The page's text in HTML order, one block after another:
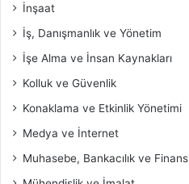
İnşaat
İş, Danışmanlık ve Yönetim
İşe Alma ve İnsan Kaynakları
Kolluk ve Güvenlik
Konaklama ve Etkinlik Yönetimi
Medya ve İnternet
Muhasebe, Bankacılık ve Finans